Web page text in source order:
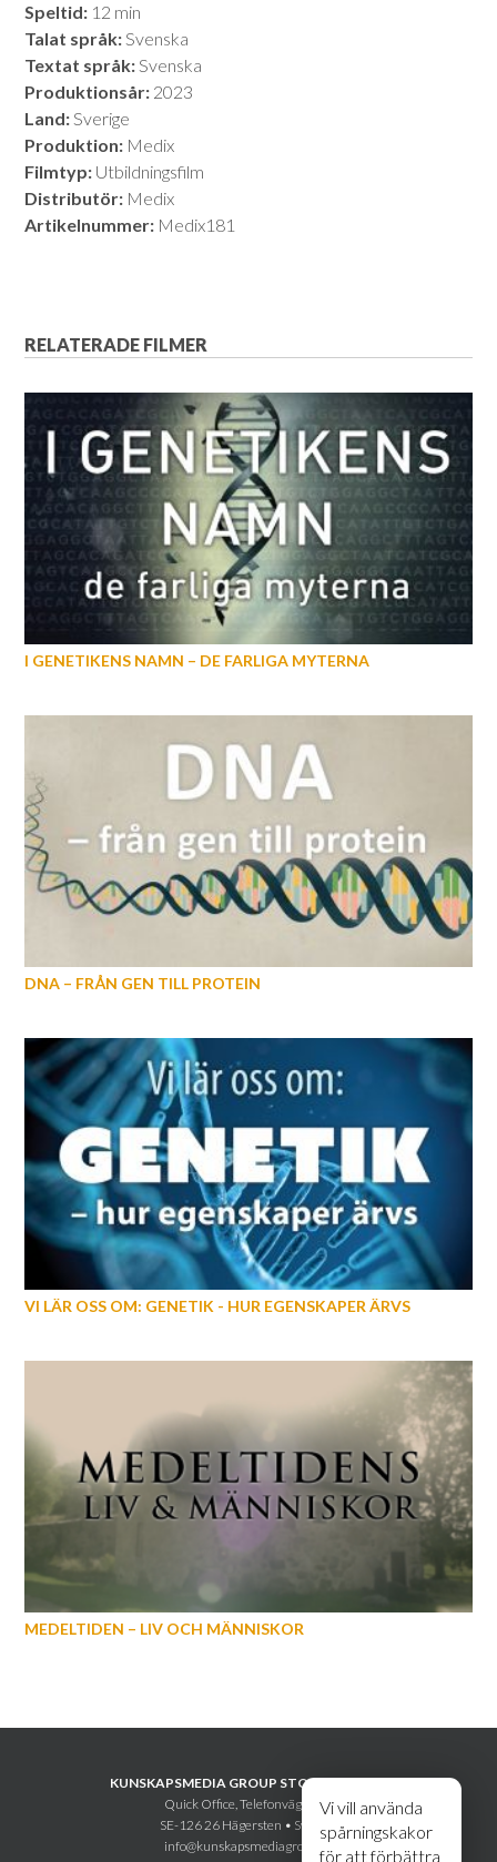
Vi vill använda
spårningskakor
för att förbättra
Speltid: 12 min
Talat språk:Svenska
Textat språk:Svenska
Produktionsår: 2023
Land:Sverige
Produktion: Medix
Filmtyp: Utbildningsfilm
Distributör: Medix
Artikelnummer: Medix181
RELATERADE FILMER
I GENETIKENS NAMN – DE FARLIGA MYTERNA
DNA – FRÅN GEN TILL PROTEIN
VI LÄR OSS OM: GENETIK - HUR EGENSKAPER ÄRVS
MEDELTIDEN – LIV OCH MÄNNISKOR
KUNSKAPSMEDIA GROUP STOCKHOLM AB
Quick Office, Telefonvägen 30
SE-126 26 Hägersten • Sweden
info@kunskapsmediagroup.se